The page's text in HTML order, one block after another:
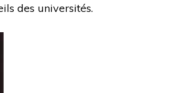
des universités.